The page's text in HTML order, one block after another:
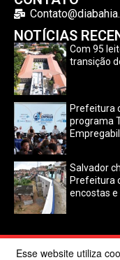
NOTÍCIAS
Com 95
transição
Prefeitura
programa
Salvador
Prefeitura
encostas e
©2024 Dia Bahia.
Esse website utiliza